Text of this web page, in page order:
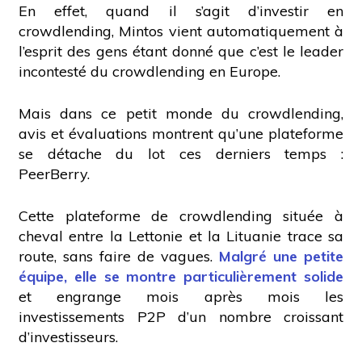
En effet, quand il s’agit d’investir en
crowdlending, Mintos vient automatiquement à
l’esprit des gens étant donné que c’est le leader
incontesté du crowdlending en Europe.
Mais dans ce petit mondedu crowdlending,
avis et évaluations montrent qu’une plateforme
se détache du lot ces derniers temps :
PeerBerry.
Cette plateforme de crowdlending située à
cheval entre la Lettonie et la Lituanie trace sa
route, sans faire de vagues. Malgré une petite
équipe, elle se montre particulièrement solide
et engrange mois après mois les
investissements P2P d’un nombre croissant
d’investisseurs.